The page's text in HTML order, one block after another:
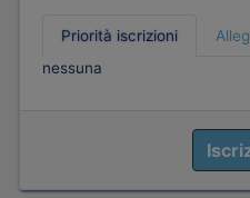
Priorità iscrizioni
nessuna